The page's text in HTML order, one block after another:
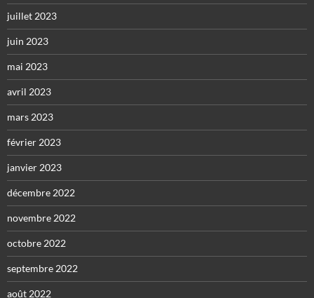
juillet 2023
juin 2023
mai 2023
avril 2023
mars 2023
février 2023
janvier 2023
décembre 2022
novembre 2022
octobre 2022
septembre 2022
août 2022